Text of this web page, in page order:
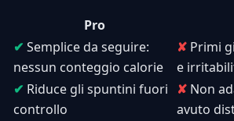
Pro
✔ Semplice da seguire:
nessun conteggio calorie
✘ Primi
e
✔ Riduce gli spuntini fuori
controllo
✘ Non
avuto